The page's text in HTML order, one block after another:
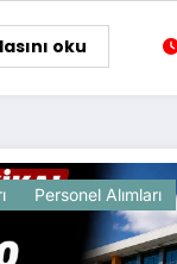
oku
Personel Alımları